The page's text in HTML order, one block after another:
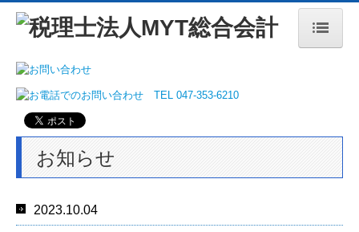
トップページ
事務所案内
経営理念
法人・個人事業主の皆様
お知らせ
2023.10.04